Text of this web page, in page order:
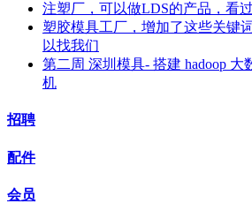
注塑厂，可以做LDS的产品，看
塑胶模具工厂，增加了这些关键
以找我们
第二周 深圳模具- 搭建 hadoop 大
机
招聘
配件
会员